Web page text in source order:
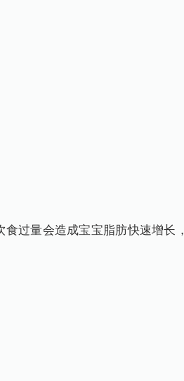
过量会造成宝宝脂肪快速增长，